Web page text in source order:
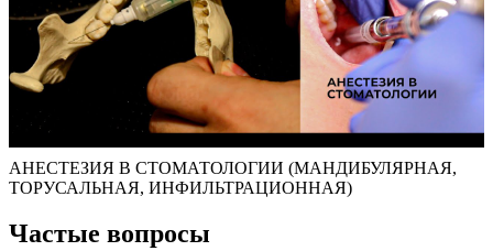
АНЕСТЕЗИЯ В СТОМАТОЛОГИИ (МАНДИБУЛЯРНАЯ,
ТОРУСАЛЬНАЯ, ИНФИЛЬТРАЦИОННАЯ)
Частые вопросы